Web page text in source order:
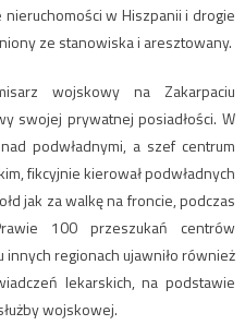
w Hiszpanii i drogie
ze stanowiska i aresztowany.
wojskowy na Zakarpaciu
swojej prywatnej posiadłości. W
podwładnymi, a szef centrum
fikcyjnie kierował podwładnych
jak za walkę na froncie, podczas
100 przeszukań centrów
regionach ujawniło również
lekarskich, na podstawie
wojskowej.